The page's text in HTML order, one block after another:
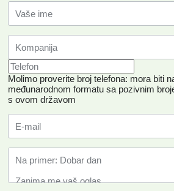
Molimo proverite broj telefona: mora biti
međunarodnom formatu sa pozivnim
s ovom državom